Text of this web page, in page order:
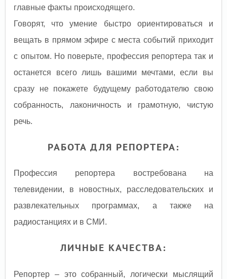
главные факты происходящего.
Говорят, что умение быстро ориентироваться и
вещать в прямом эфире с места событий приходит
с опытом. Но поверьте, профессия репортера так и
останется всего лишь вашими мечтами, если вы
сразу не покажете будущему работодателю свою
собранность, лаконичность и грамотную, чистую
речь.
РАБОТА ДЛЯ РЕПОРТЕРА:
Профессия репортера востребована на
телевидении, в новостных, расследовательских и
развлекательных программах, а также на
радиостанциях и в СМИ.
ЛИЧНЫЕ КАЧЕСТВА:
Репортер – это собранный, логически мыслящий